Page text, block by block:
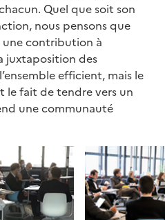
Quel que soit son
nous pensons que
contribution à
juxtaposition des
efficient, mais le
le fait de tendre vers un
une communauté